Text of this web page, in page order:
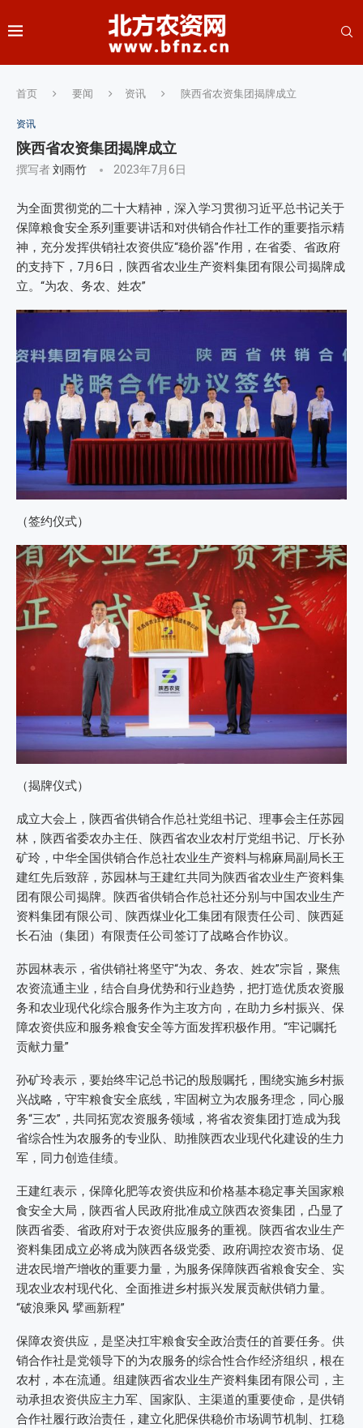
首页 要闻 资讯 陕西省农资集团揭牌成立
资讯
陕西省农资集团揭牌成立
撰写者刘雨竹 2023年7月6日
为全面贯彻党的二十大精神，深入学习贯彻习近平总书记关于
保障粮食安全系列重要讲话和对供销合作社工作的重要指示精
神，充分发挥供销社农资供应“稳价器”作用，在省委、省政府
的支持下，7月6日，陕西省农业生产资料集团有限公司揭牌成
立。“为农、务农、姓农”
（签约仪式）
（揭牌仪式）
成立大会上，陕西省供销合作总社党组书记、理事会主任苏园
林，陕西省委农办主任、陕西省农业农村厅党组书记、厅长孙
矿玲，中华全国供销合作总社农业生产资料与棉麻局副局长王
建红先后致辞，苏园林与王建红共同为陕西省农业生产资料集
团有限公司揭牌。陕西省供销合作总社还分别与中国农业生产
资料集团有限公司、陕西煤业化工集团有限责任公司、陕西延
长石油（集团）有限责任公司签订了战略合作协议。
苏园林表示，省供销社将坚守“为农、务农、姓农”宗旨，聚焦
农资流通主业，结合自身优势和行业趋势，把打造优质农资服
务和农业现代化综合服务作为主攻方向，在助力乡村振兴、保
障农资供应和服务粮食安全等方面发挥积极作用。“牢记嘱托
贡献力量”
孙矿玲表示，要始终牢记总书记的殷殷嘱托，围绕实施乡村振
兴战略，守牢粮食安全底线，牢固树立为农服务理念，同心服
务“三农”，共同拓宽农资服务领域，将省农资集团打造成为我
省综合性为农服务的专业队、助推陕西农业现代化建设的生力
军，同力创造佳绩。
王建红表示，保障化肥等农资供应和价格基本稳定事关国家粮
食安全大局，陕西省人民政府批准成立陕西农资集团，凸显了
陕西省委、省政府对于农资供应服务的重视。陕西省农业生产
资料集团成立必将成为陕西各级党委、政府调控农资市场、促
进农民增产增收的重要力量，为服务保障陕西省粮食安全、实
现农业农村现代化、全面推进乡村振兴发展贡献供销力量。
“破浪乘风 擘画新程”
保障农资供应，是坚决扛牢粮食安全政治责任的首要任务。供
销合作社是党领导下的为农服务的综合性合作经济组织，根在
农村，本在流通。组建陕西省农业生产资料集团有限公司，主
动承担农资供应主力军、国家队、主渠道的重要使命，是供销
合作社履行政治责任，建立化肥保供稳价市场调节机制、扛稳